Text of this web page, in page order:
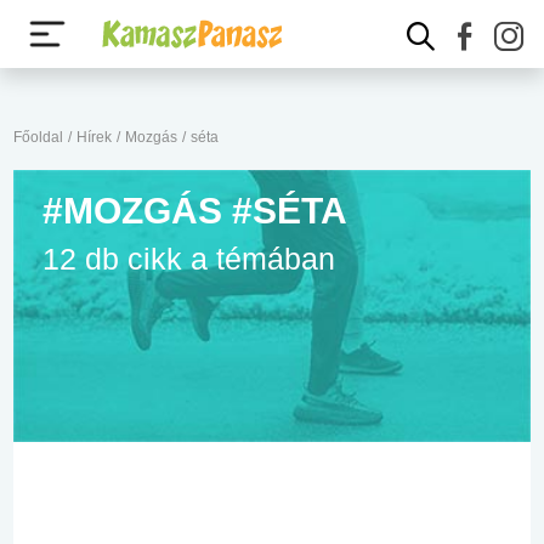
Főoldal / Hírek / Mozgás / séta
#MOZGÁS #SÉTA
12 db cikk a témában